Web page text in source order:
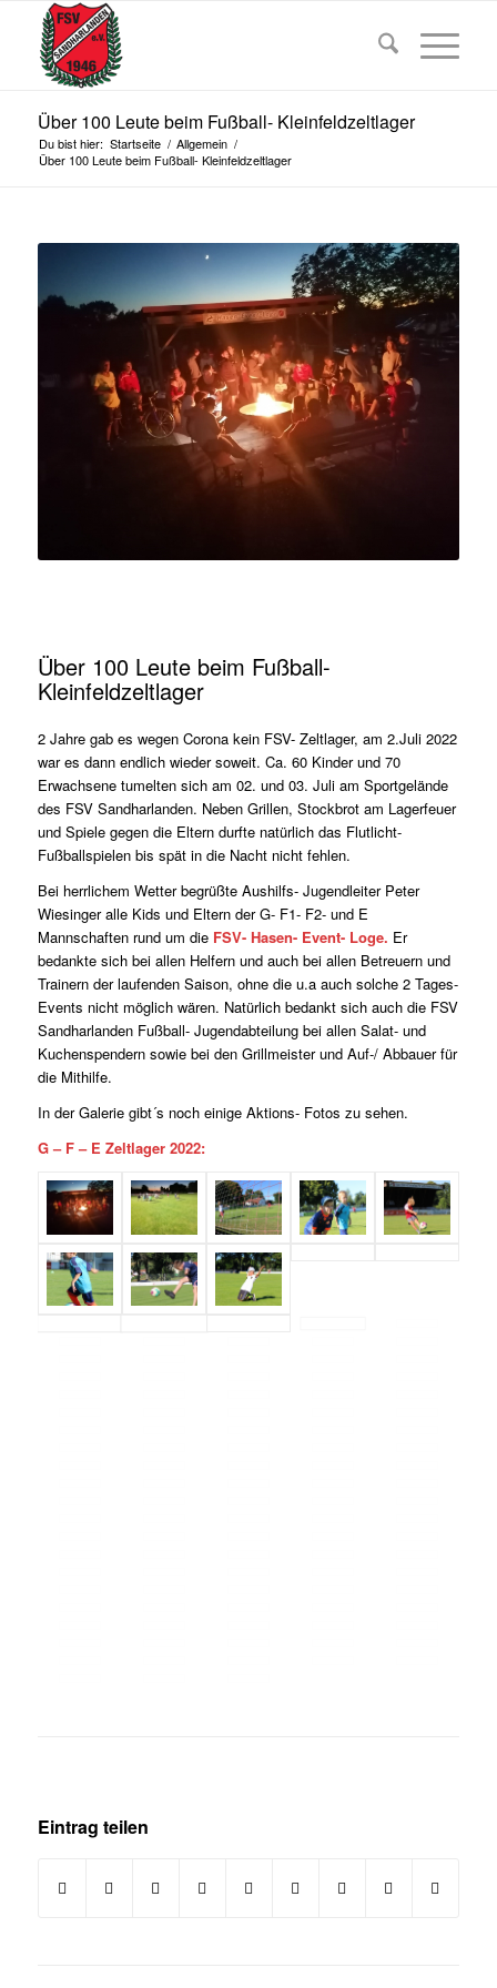
Über 100 Leute beim Fußball- Kleinfeldzeltlager
Du bist hier: Startseite / Allgemein /
Über 100 Leute beim Fußball- Kleinfeldzeltlager
Über 100 Leute beim Fußball-
Kleinfeldzeltlager
2 Jahre gab es wegen Corona kein FSV- Zeltlager, am 2.Juli 2022
war es dann endlich wieder soweit. Ca. 60 Kinder und 70
Erwachsene tumelten sich am 02. und 03. Juli am Sportgelände
des FSV Sandharlanden. Neben Grillen, Stockbrot am Lagerfeuer
und Spiele gegen die Eltern durfte natürlich das Flutlicht-
Fußballspielen bis spät in die Nacht nicht fehlen.
Bei herrlichem Wetter begrüßte Aushilfs- Jugendleiter Peter
Wiesinger alle Kids und Eltern der G- F1- F2- und E
Mannschaften rund um die FSV- Hasen- Event- Loge. Er
bedankte sich bei allen Helfern und auch bei allen Betreuern und
Trainern der laufenden Saison, ohne die u.a auch solche 2 Tages-
Events nicht möglich wären. Natürlich bedankt sich auch die FSV
Sandharlanden Fußball- Jugendabteilung bei allen Salat- und
Kuchenspendern sowie bei den Grillmeister und Auf-/ Abbauer für
die Mithilfe.
In der Galerie gibt´s noch einige Aktions- Fotos zu sehen.
G – F – E Zeltlager 2022:
Eintrag teilen